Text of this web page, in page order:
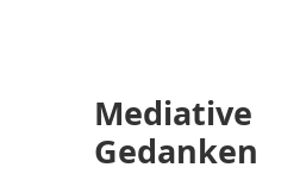
Mediative
Gedanken